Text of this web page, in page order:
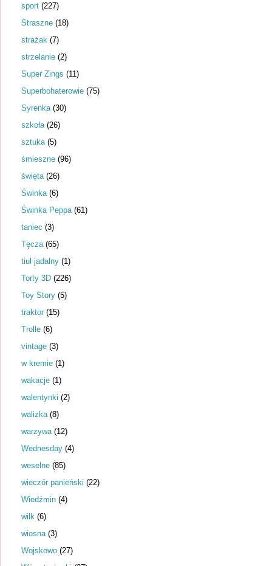
sport (227)
Straszne (18)
strażak (7)
strzelanie (2)
Super Zings (11)
Superbohaterowie (75)
Syrenka (30)
szkoła (26)
sztuka (5)
śmieszne (96)
święta (26)
Świnka (6)
Świnka Peppa (61)
taniec (3)
Tęcza (65)
tiul jadalny (1)
Torty 3D (226)
Toy Story (5)
traktor (15)
Trolle (6)
vintage (3)
w kremie (1)
wakacje (1)
walentynki (2)
walizka (8)
warzywa (12)
Wednesday (4)
weselne (85)
wieczór panieński (22)
Wiedźmin (4)
wilk (6)
wiosna (3)
Wojskowo (27)